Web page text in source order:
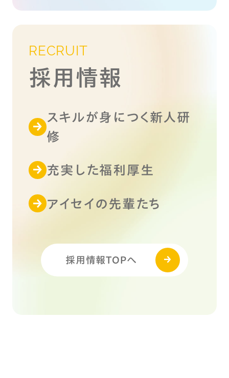
RECRUIT
採用情報
スキルが身につく新人研
修
充実した福利厚生
アイセイの先輩たち
採用情報TOPへ